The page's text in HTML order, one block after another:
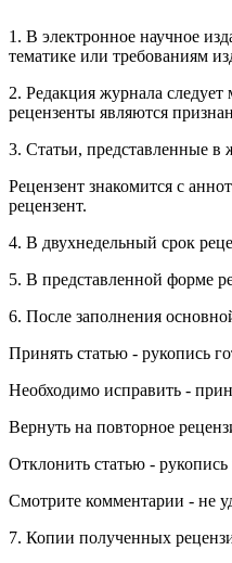
1. В электронное научное
тематике или требованиям
2. Редакция журнала
рецензенты являются
3. Статьи, представленные в
Рецензент знакомится с
рецензент.
4. В двухнедельный срок
5. В представленной форме
6. После заполнения
Принять статью - рукопись
Необходимо исправить -
Вернуть на повторное
Отклонить статью - рукопись
Смотрите комментарии - не
7. Копии полученных